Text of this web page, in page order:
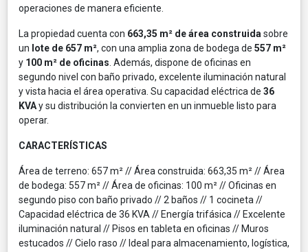
operaciones de manera eficiente.
La propiedad cuenta con 663,35 m² de área construida sobre
un lote de 657 m², con una amplia zona de bodega de 557 m²
y 100 m² de oficinas . Además, dispone de oficinas en
segundo nivel con baño privado, excelente iluminación natural
y vista hacia el área operativa. Su capacidad eléctrica de 36
KVAy su distribución la convierten en un inmueble listo para
operar.
CARACTERÍSTICAS
Área de terreno: 657 m² // Área construida: 663,35 m² // Área
de bodega: 557 m² // Área de oficinas: 100 m² // Oficinas en
segundo piso con baño privado // 2 baños // 1 cocineta //
Capacidad eléctrica de 36 KVA // Energía trifásica // Excelente
iluminación natural // Pisos en tableta en oficinas // Muros
estucados // Cielo raso // Ideal para almacenamiento, logística,